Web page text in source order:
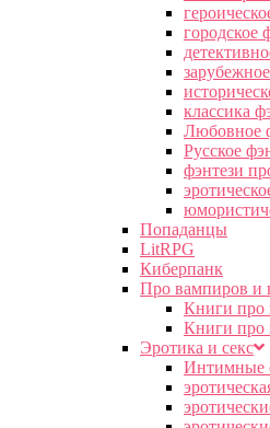
городское
классика
Любовное
Русское
фэнтези
Попаданцы
LitRPG
Киберпанк
Про вампиров и
Книги про
Книги про
Эротика и секс
Интимные